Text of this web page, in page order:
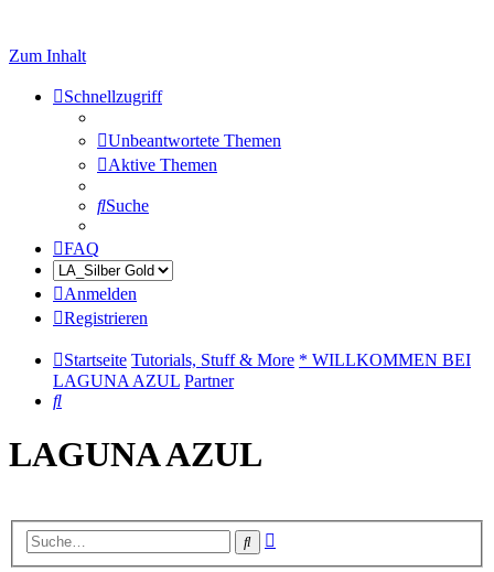
Zum Inhalt
Schnellzugriff
Unbeantwortete Themen
Aktive Themen
Suche
FAQ
Anmelden
Registrieren
Startseite Tutorials, Stuff & More * WILLKOMMEN BEI
LAGUNA AZUL Partner
Suche
LAGUNA AZUL
Suche